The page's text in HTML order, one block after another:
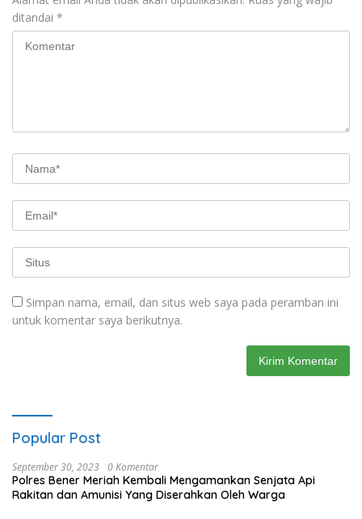
ditandai *
Simpan nama, email, dan situs web saya pada peramban ini
untuk komentar saya berikutnya.
Popular Post
September 30, 2023 0 Komentar
Polres Bener Meriah Kembali Mengamankan Senjata Api
Rakitan dan Amunisi Yang Diserahkan Oleh Warga